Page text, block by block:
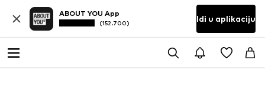
ABOUT YOU App
(152.700) Idi u aplikaciju